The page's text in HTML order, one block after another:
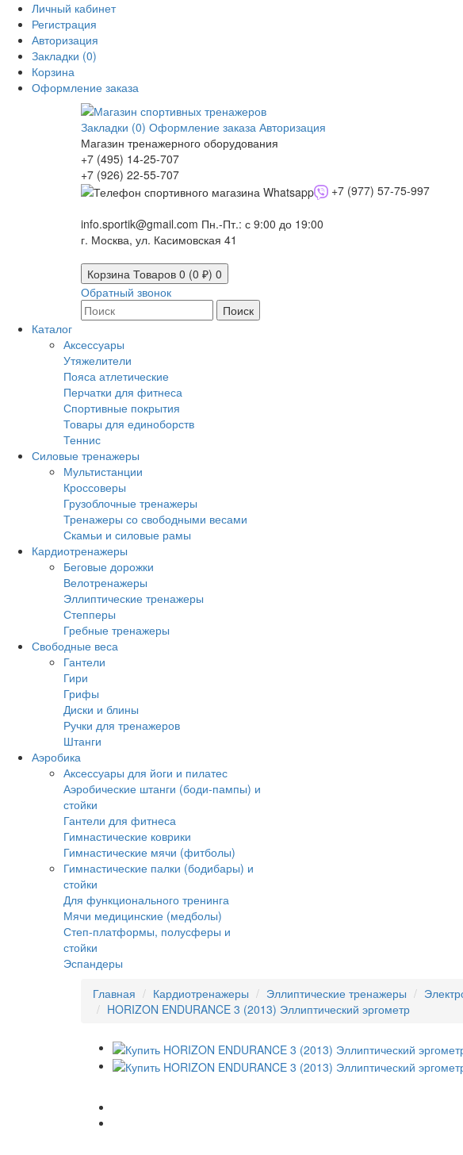
Личный кабинет
Регистрация
Авторизация
Закладки (0)
Корзина
Оформление заказа
Закладки (0) Оформление заказа Авторизация
Магазин тренажерного оборудования
+7 (495) 14-25-707
+7 (926) 22-55-707
+7 (977) 57-75-997
info.sportik@gmail.com Пн.-Пт.: с 9:00 до 19:00
г. Москва, ул. Касимовская 41
Корзина Товаров 0 (0 ₽) 0
Обратный звонок
Поиск
Каталог
Аксессуары
Утяжелители
Пояса атлетические
Перчатки для фитнеса
Спортивные покрытия
Товары для единоборств
Теннис
Силовые тренажеры
Мультистанции
Кроссоверы
Грузоблочные тренажеры
Тренажеры со свободными весами
Скамьи и силовые рамы
Кардиотренажеры
Беговые дорожки
Велотренажеры
Эллиптические тренажеры
Степперы
Гребные тренажеры
Свободные веса
Гантели
Гири
Грифы
Диски и блины
Ручки для тренажеров
Штанги
Аэробика
Аксессуары для йоги и пилатес
Аэробические штанги (боди-пампы) и
стойки
Гантели для фитнеса
Гимнастические коврики
Гимнастические мячи (фитболы)
Гимнастические палки (бодибары) и
стойки
Для функционального тренинга
Мячи медицинские (медболы)
Степ-платформы, полусферы и
стойки
Эспандеры
Главная
Кардиотренажеры Эллиптические тренажеры
HORIZON ENDURANCE 3 (2013) Эллиптический эргометр